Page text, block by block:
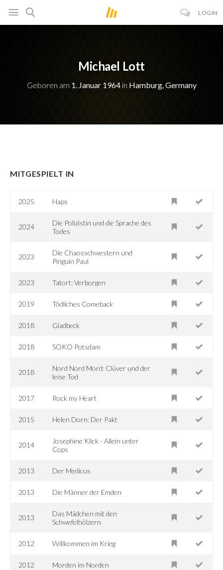
LOGIN
Michael Lott
Geboren am 1. Januar 1964in Hamburg, Germany
MITGESPIELT IN
2025 Haps
2024
Die Polizistin und die Sprache des
Todes
2023
Die Chaosschwestern und
Pinguin Paul
2023 Tatort: Verborgen
2019 Tödliches Comeback
2018 Gladbeck
2018 SOKO Potsdam
2018
Nord Nord Mord: Clüver und der
leise Tod
2017 Rock my Heart
2015 Helen Dorn: Der Pakt
2014
Josephine Klick - Allein unter
Cops
2013 Der Medicus
2013 Die Männer der Emden
2013
Das Mädchen mit den
Schwefelhölzern
2012 Willkommen im Krieg
2012 Morden im Norden